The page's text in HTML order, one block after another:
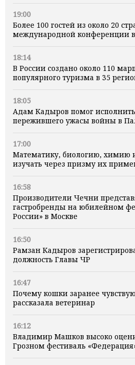
19:00
Более 100 гостей из около 20
международной конференции
18:14
В России создано около 110
популярного туризма в 35
18:05
Адам Кадыров помог
пережившего ужасы войны в
17:00
Математику, биологию, химию
изучать через призму их
16:58
Производители Чечни
гастробренды на юбилейном
России» в Москве
16:50
Рамзан Кадыров
должность Главы ЧР
16:47
Почему кошки заранее
рассказала ветеринар
16:12
Владимир Машков высоко
Грозном фестиваль